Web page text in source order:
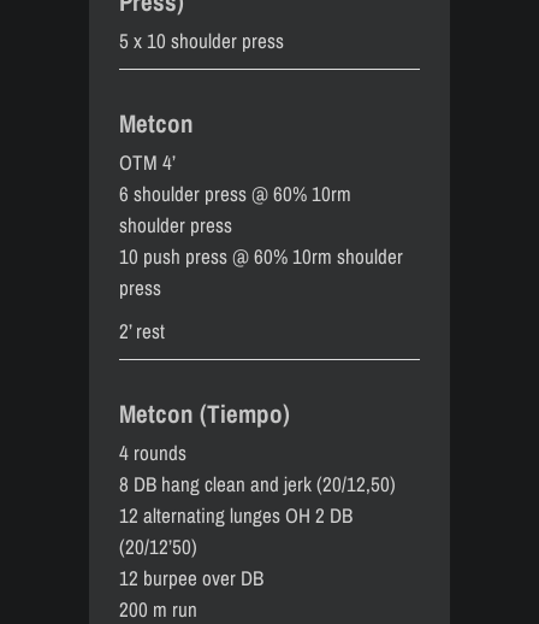
5 x 10 shoulder press
Metcon
OTM 4’
6 shoulder press @ 60% 10rm
shoulder press
10 push press @ 60% 10rm shoulder
press
2’ rest
Metcon (Tiempo)
4 rounds
8 DB hang clean and jerk (20/12,50)
12 alternating lunges OH 2 DB
(20/12’50)
12 burpee over DB
200 m run